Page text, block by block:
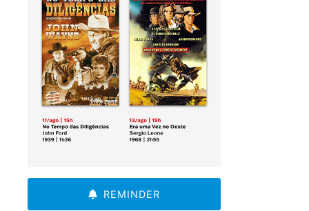
REMINDER